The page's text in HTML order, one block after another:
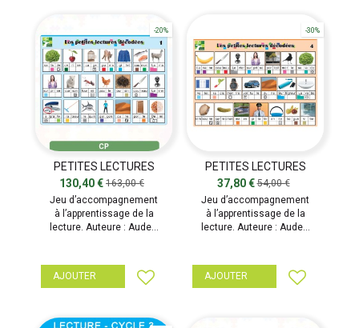
-20%
PETITES LECTURES
DÉCODÉES
130,40 € 163,00 €
Jeu d’accompagnement
à l’apprentissage de la
lecture. Auteure : Aude...
AJOUTER
-30%
PETITES LECTURES
DÉCODÉES - THÈME
SUPPLÉMENTAIRE
37,80 €54,00 €
Jeu d’accompagnement
à l’apprentissage de la
lecture. Auteure : Aude...
AJOUTER